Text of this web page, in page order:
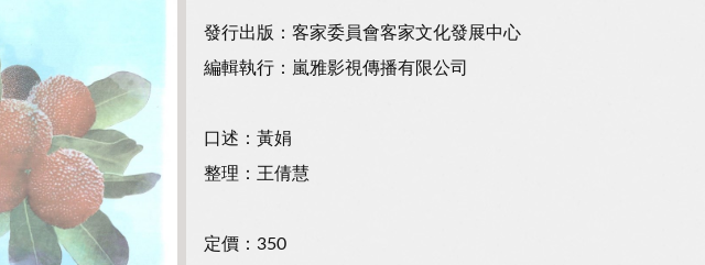
發行出版：客家委員會客家文化發展中心
編輯執行：嵐雅影視傳播有限公司
口述：黃娟
整理：王倩慧
定價：350